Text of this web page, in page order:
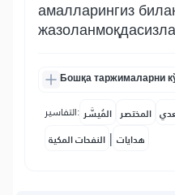
амалларингиз
Бошқа таржималарни
التفاسير: المُيسَّر المختصر
النفحات المكية | هدايات